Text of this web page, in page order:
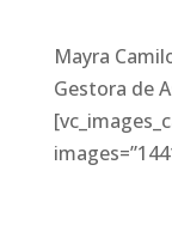
Mayra
Gestora de